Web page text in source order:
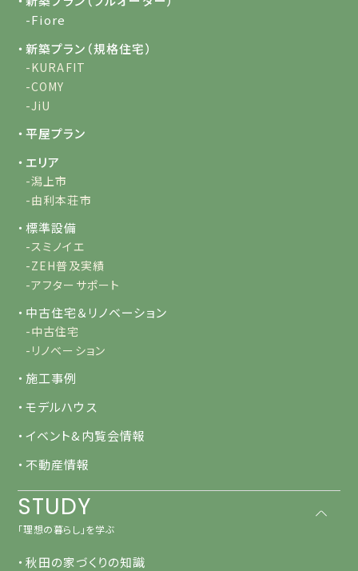
-Fiore
・新築プラン（規格住宅）
-KURAFIT
-COMY
-JiU
・平屋プラン
・エリア
-潟上市
-由利本荘市
・標準設備
-スミノイエ
-ZEH普及実績
-アフターサポート
・中古住宅＆リノベーション
-中古住宅
-リノベーション
・施工事例
・モデルハウス
・イベント&内覧会情報
・不動産情報
STUDY
「理想の暮らし」を学ぶ
・秋田の家づくりの知識